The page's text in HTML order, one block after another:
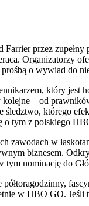
przez
Organizatorzy
o wywiad do
który jest
– od
którego
o tym z polskiego
w
biznesem.
nominację do
w HBO GO.